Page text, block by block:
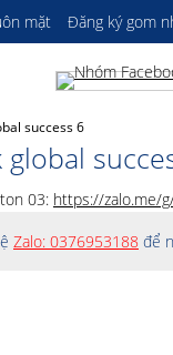
mặt Đăng ký gom
success 6
03: https://zalo.me/
Zalo: 0376953188 để